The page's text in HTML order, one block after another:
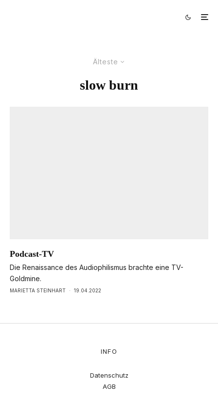
Älteste
slow burn
Podcast-TV
Die Renaissance des Audiophilismus brachte eine TV-
Goldmine.
MARIETTA STEINHART · 19.04.2022
INFO
Datenschutz
AGB